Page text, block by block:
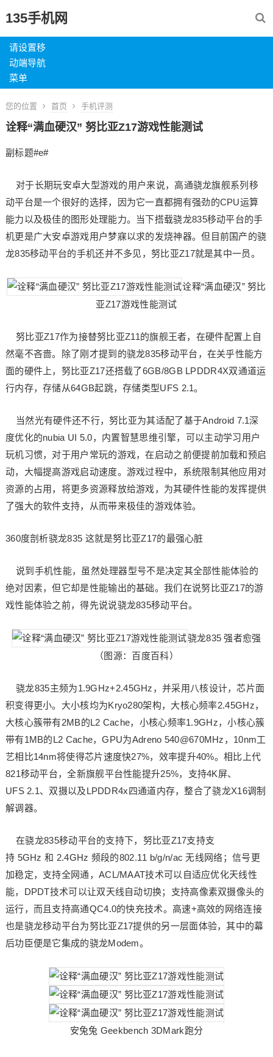
135手机网
请设置移
动端导航
菜单
您的位置 首页 手机评测
诠释“满血硬汉” 努比亚Z17游戏性能测试
副标题#e#
对于长期玩安卓大型游戏的用户来说，高通骁龙旗舰系列移
动平台是一个很好的选择，因为它一直都拥有强劲的CPU运算
能力以及极佳的图形处理能力。当下搭载骁龙835移动平台的手
机更是广大安卓游戏用户梦寐以求的发烧神器。但目前国产的骁
龙835移动平台的手机还并不多见，努比亚Z17就是其中一员。
诠释“满血硬汉” 努比
亚Z17游戏性能测试
努比亚Z17作为接替努比亚Z11的旗舰王者，在硬件配置上自
然毫不吝啬。除了刚才提到的骁龙835移动平台，在关乎性能方
面的硬件上，努比亚Z17还搭载了6GB/8GB LPDDR4X双通道运
行内存，存储从64GB起跳，存储类型UFS 2.1。
当然光有硬件还不行，努比亚为其适配了基于Android 7.1深
度优化的nubia UI 5.0，内置智慧思维引擎，可以主动学习用户
玩机习惯，对于用户常玩的游戏，在启动之前便提前加载和预启
动，大幅提高游戏启动速度。游戏过程中，系统限制其他应用对
资源的占用，将更多资源释放给游戏，为其硬件性能的发挥提供
了强大的软件支持，从而带来极佳的游戏体验。
360度剖析骁龙835 这就是努比亚Z17的最强心脏
说到手机性能，虽然处理器型号不是决定其全部性能体验的
绝对因素，但它却是性能输出的基础。我们在说努比亚Z17的游
戏性能体验之前，得先说说骁龙835移动平台。
骁龙835 强者愈强
（图源：百度百科）
骁龙835主频为1.9GHz+2.45GHz，并采用八核设计，芯片面
积变得更小。大小核均为Kryo280架构，大核心频率2.45GHz，
大核心簇带有2MB的L2 Cache，小核心频率1.9GHz，小核心簇
带有1MB的L2 Cache，GPU为Adreno 540@670MHz，10nm工
艺相比14nm将使得芯片速度快27%，效率提升40%。相比上代
821移动平台，全新旗舰平台性能提升25%，支持4K屏、
UFS 2.1、双摄以及LPDDR4x四通道内存，整合了骁龙X16调制
解调器。
在骁龙835移动平台的支持下，努比亚Z17支持支
持 5GHz 和 2.4GHz 频段的802.11 b/g/n/ac 无线网络；信号更
加稳定，支持全网通，ACL/MAAT技术可以自适应优化天线性
能，DPDT技术可以让双天线自动切换；支持高像素双摄像头的
运行，而且支持高通QC4.0的快充技术。高速+高效的网络连接
也是骁龙移动平台为努比亚Z17提供的另一层面体验，其中的幕
后功臣便是它集成的骁龙Modem。
安兔兔 Geekbench 3DMark跑分